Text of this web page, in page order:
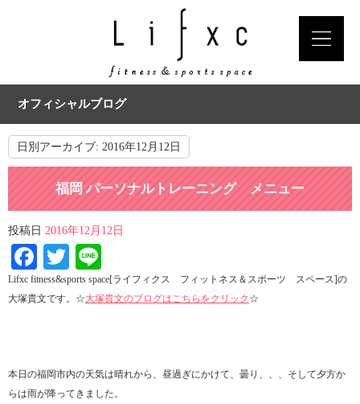
オフィシャルブログ
日別アーカイブ: 2016年12月12日
福岡 パーソナルトレーニング メニュー
投稿日 2016年12月12日
Facebook
Twitter
Lifxc fitness&sports space[ライフィクス フィットネス＆スポーツ スペース]の
大塚貴文です。☆大塚貴文のブログはこちらをクリック ☆
本日の福岡市内の天気は晴れから、昼過ぎにかけて、曇り、、、そして夕方か
らは雨が降ってきました。